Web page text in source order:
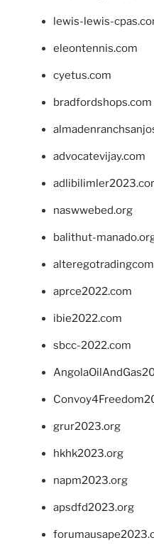
lewis-lewis-
eleontennis.com
cyetus.com
bradfordshops.com
advocatevijay.com
naswwebed.org
balithut-
aprce2022.com
ibie2022.com
sbcc-2022.com
grur2023.org
hkhk2023.org
napm2023.org
apsdfd2023.org